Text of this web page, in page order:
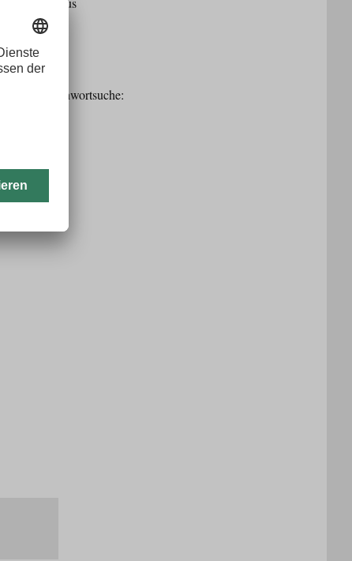
(Stichwortsuche: